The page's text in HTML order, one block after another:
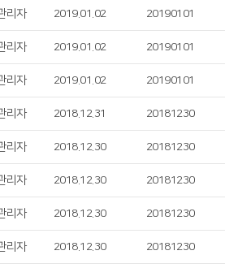
리자 2019.01.02 20190101
리자 2019.01.02 20190101
리자 2019.01.02 20190101
리자 2018.12.31 20181230
리자 2018.12.30 20181230
리자 2018.12.30 20181230
리자 2018.12.30 20181230
리자 2018.12.30 20181230